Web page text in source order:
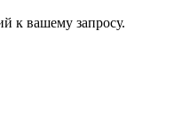
к вашему запросу.